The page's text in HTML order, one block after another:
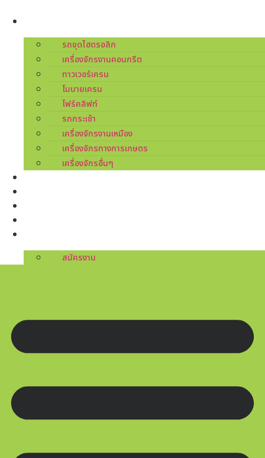
content
รถขุดไฮดรอลิก
เครื่องจักรงานคอนกรีต
ทาวเวอร์เครน
โมบายเครน
โฟร์คลิฟท์
รถกระเช้า
เครื่องจักรงานเหมือง
เครื่องจักรทางการเกษตร
เครื่องจักรอื่นๆ
สมัครงาน